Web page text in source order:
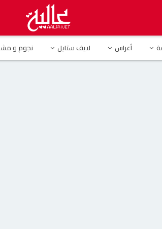
أعراس لايف ستايل نجوم و
يجمع بين راغب علامة وعمرو دياب يشعل السوشيال ميديا